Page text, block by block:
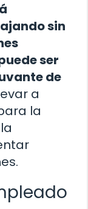
sin
ser
de
a
la